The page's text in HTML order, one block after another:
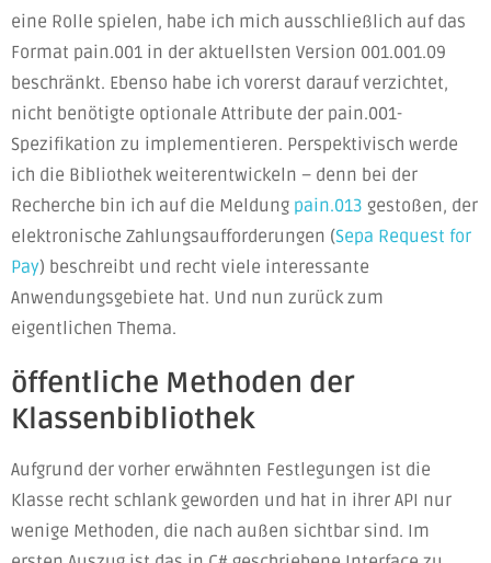
eine Rolle spielen, habe ich mich ausschließlich auf das
Format pain.001 in der aktuellsten Version 001.001.09
beschränkt. Ebenso habe ich vorerst darauf verzichtet,
nicht benötigte optionale Attribute der pain.001-
Spezifikation zu implementieren. Perspektivisch werde
ich die Bibliothek weiterentwickeln – denn bei der
Recherche bin ich auf die Meldung pain.013 gestoßen, der
elektronische Zahlungsaufforderungen (Sepa Request for
Pay) beschreibt und recht viele interessante
Anwendungsgebiete hat. Und nun zurück zum
eigentlichen Thema.
öffentliche Methoden der
Klassenbibliothek
Aufgrund der vorher erwähnten Festlegungen ist die
Klasse recht schlank geworden und hat in ihrer API nur
wenige Methoden, die nach außen sichtbar sind. Im